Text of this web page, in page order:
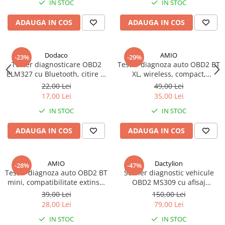
IN STOC
ADAUGA IN COS
IN STOC
ADAUGA IN COS
-23% Dodaco
Tester diagnosticare OBD2
ELM327 cu Bluetooth, citire si
stergere erori, monitorizare
parametri motor, compatibil
universal
22,00 Lei
17,00 Lei
IN STOC
ADAUGA IN COS
-29% AMIO
Tester diagnoza auto OBD2 BT
XL, wireless, compact,
compatibilitate extinsa,
rosu/negru
49,00 Lei
35,00 Lei
IN STOC
ADAUGA IN COS
-28% AMIO
Tester diagnoza auto OBD2 BT
mini, compatibilitate extinsa,
wireless, compact, negru/rosu
39,00 Lei
28,00 Lei
IN STOC
-47% Dactylion
Scaner diagnostic vehicule
OBD2 MS309 cu afisaj
110,3x69,5x20,2mm, Rosu,
putere 8-12v
150,00 Lei
79,00 Lei
IN STOC